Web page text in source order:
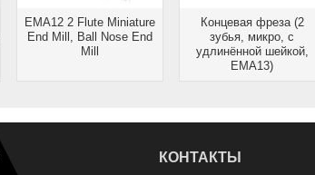
EMA12 2 Flute Miniature
End Mill, Ball Nose End
Mill
Концевая фреза (2
зубья, микро, с
удлинённой шейкой,
EMA13)
КОНТАКТЫ